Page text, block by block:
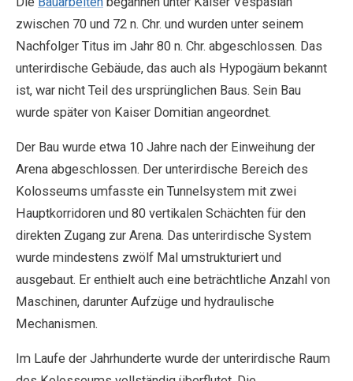
zwischen 70 und 72 n. Chr. und wurden unter seinem
Nachfolger Titus im Jahr 80 n. Chr. abgeschlossen. Das
unterirdische Gebäude, das auch als Hypogäum bekannt
ist, war nicht Teil des ursprünglichen Baus. Sein Bau
wurde später von Kaiser Domitian angeordnet.
Der Bau wurde etwa 10 Jahre nach der Einweihung der
Arena abgeschlossen. Der unterirdische Bereich des
Kolosseums umfasste ein Tunnelsystem mit zwei
Hauptkorridoren und 80 vertikalen Schächten für den
direkten Zugang zur Arena. Das unterirdische System
wurde mindestens zwölf Mal umstrukturiert und
ausgebaut. Er enthielt auch eine beträchtliche Anzahl von
Maschinen, darunter Aufzüge und hydraulische
Mechanismen.
Im Laufe der Jahrhunderte wurde der unterirdische Raum